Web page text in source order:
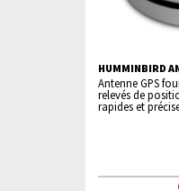
HUMMINBIRD
Antenne GPS
relevés de
rapides et